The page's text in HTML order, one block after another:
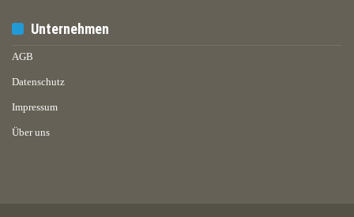
Unternehmen
AGB
Datenschutz
Impressum
Über uns